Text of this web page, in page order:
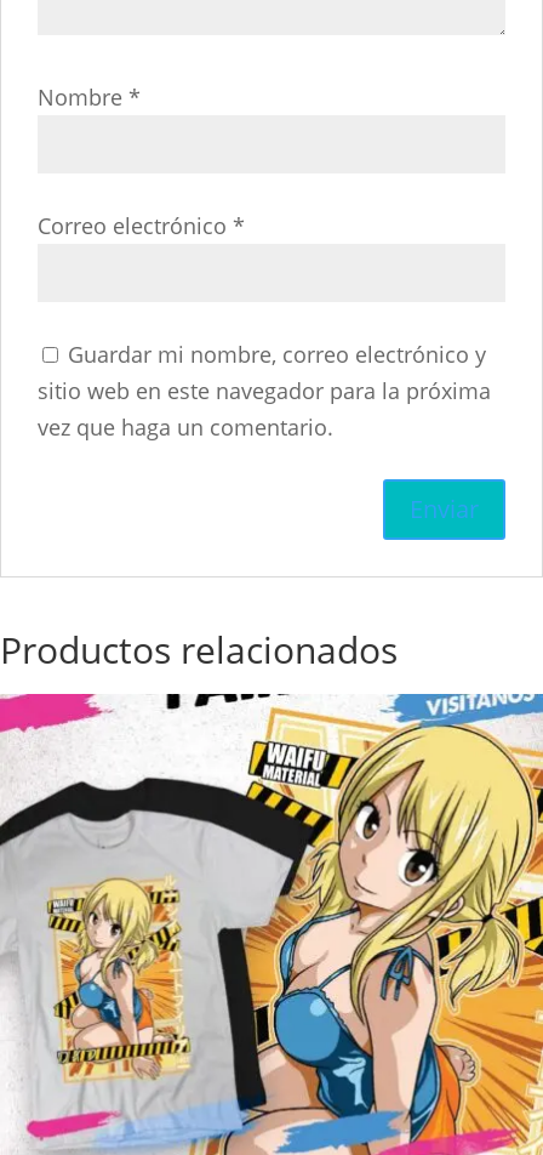
Nombre *
Correo electrónico *
Guardar mi nombre, correo electrónico y
sitio web en este navegador para la próxima
vez que haga un comentario.
Productos relacionados